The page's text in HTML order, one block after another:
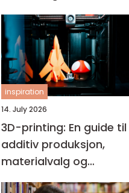
inspiration
14. July 2026
3D-printing: En guide til
additiv produksjon,
materialvalg og
moderne interiørdesign